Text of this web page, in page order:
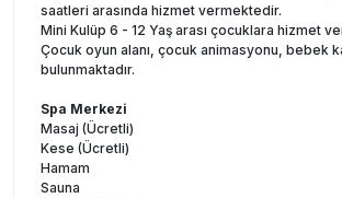
saatleri arasında hizmet vermektedir.
Mini Kulüp 6 - 12 Yaş arası çocuklara hizmet
Çocuk oyun alanı, çocuk animasyonu, bebek
bulunmaktadır.
Spa Merkezi
Masaj (Ücretli)
Kese (Ücretli)
Hamam
Sauna